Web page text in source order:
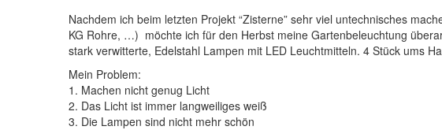
Nachdem ich beim letzten Projekt “Zisterne” sehr viel untechnisches
KG Rohre, …) möchte ich für den Herbst meine Gartenbeleuchtung
stark verwitterte, Edelstahl Lampen mit LED Leuchtmitteln. 4 Stück ums
Mein Problem:
1. Machen nicht genug Licht
2. Das Licht ist immer langweiliges weiß
3. Die Lampen sind nicht mehr schön